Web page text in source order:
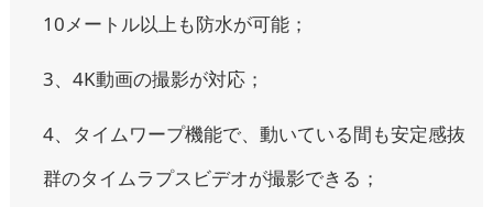
10メートル以上も防水が可能；
3、4K動画の撮影が対応；
4、タイムワープ機能で、動いている間も安定感抜
群のタイムラプスビデオが撮影できる；